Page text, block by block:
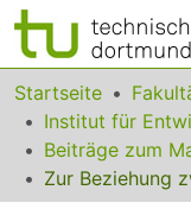
Bereiche &
Das gesamte
Statistiken
Startseite